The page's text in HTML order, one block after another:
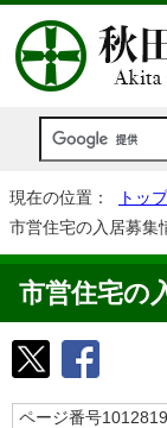
現在の位置： トッ
市営住宅の入居募集
市営住宅の
ページ番号1012819